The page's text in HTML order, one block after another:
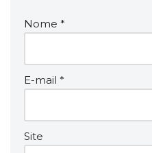
Nome *
E-mail *
Site